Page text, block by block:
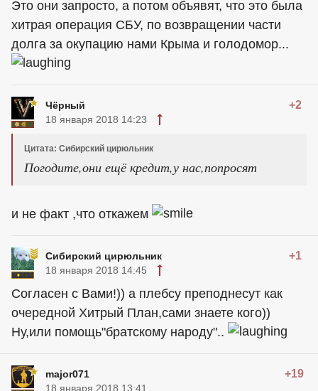
Это они запросто, а потом объявят, что это была
хитрая операция СБУ, по возвращении части
долга за окупацию нами Крыма и голодомор...
Чёрный +2
18 января 2018 14:23
Цитата: Сибирский цирюльник
Погодите,они ещё кредит,у нас,попросят
и не факт ,что откажем
Сибирский цирюльник +1
18 января 2018 14:45
Согласен с Вами!)) а плебсу преподнесут как
очередной Хитрый План,сами знаете кого))
Ну,или помощь"братскому народу"..
major071 +19
18 января 2018 13:41